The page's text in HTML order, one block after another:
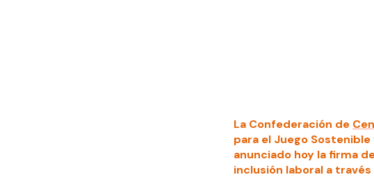
La Confederación de
para el Juego
anunciado hoy la firma
inclusión laboral a